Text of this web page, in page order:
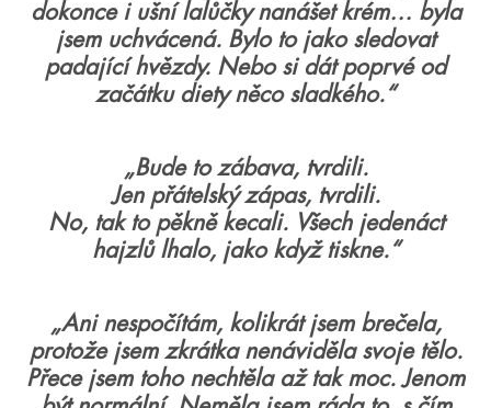
dokonce i ušní lalůčky nanášet krém… byla
jsem uchvácená. Bylo to jako sledovat
padající hvězdy. Nebo si dát poprvé od
začátku diety něco sladkého.“
„Bude to zábava, tvrdili.
Jen přátelský zápas, tvrdili.
No, tak to pěkně kecali. Všech jedenáct
hajzlů lhalo, jako když tiskne.“
„Ani nespočítám, kolikrát jsem brečela,
protože jsem zkrátka nenáviděla svoje tělo.
Přece jsem toho nechtěla až tak moc. Jenom